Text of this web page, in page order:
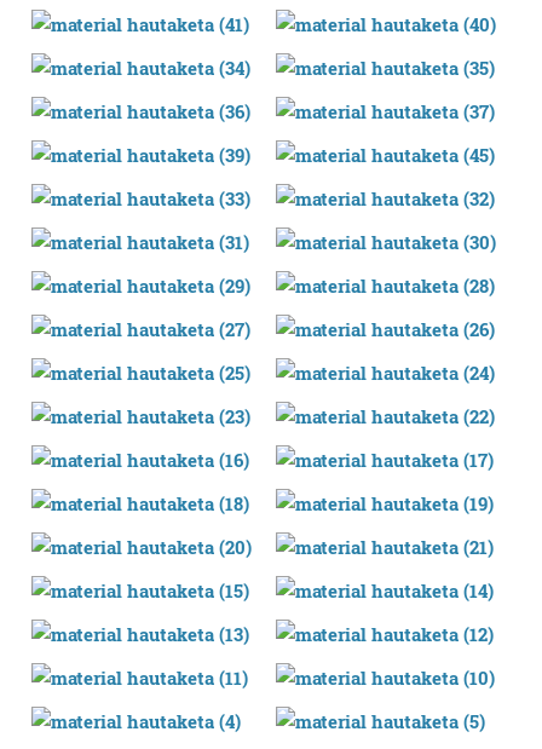
teknologia erabiliz, cookieak adibidez, iragarki eta eduki
pertsonalizatuak eskaintzeko, iragarkiak eta edukia
neurtzeko, jendeari buruzko informazioa biltzeko eta
produktuak garatzeko. Zure datuak nork eta zertarako
erabiltzen dituen hauta dezakezu.
Bazkide batzuek ez dizute baimenik eskatzen, eta beren
interes komertzial legitimoetan babesten dira. Ikusi gure
bazkideen zerrenda, beren ustez zein helburutarako
duten interes legitimoa eta horren aurka nola egin
dezakezun ikusteko.
Lortu zure datu pertsonalak prozesatzeko moduari
buruzko informazio gehiago eta ezarri zure lehentasunak
datuen atalean. Edozein unetan alda edo ken dezakezu
zure baimena Cookieen adierazpenean.
Webgune honek cookie propioak eta hirugarrenen cookie-
fitxategiak erabiltzen ditu. Zure esperientzia eta
zerbitzuak hobetzeko asmoz, cookie teknologiaz
baliatzen gara. Ohar hau onartuz gero, teknologia hori
erabiltzeko baimen esplizitua ematen diguzu.Gehiago
irakurri